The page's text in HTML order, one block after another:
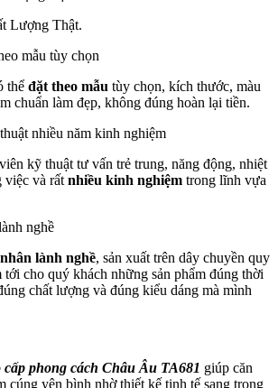
Lượng Thật.
thể đặt theo mẫu tùy chọn, kích thước, màu
chuẩn làm đẹp, không đúng hoàn lại tiền.
kỹ thuật tư vấn trẻ trung, năng động, nhiệt
việc và rất nhiều kinh nghiệm trong lĩnh vựa
lành nghề, sản xuất trên dây chuyền quy
tới cho quý khách những sản phẩm đúng thời
chất lượng và đúng kiểu dáng mà mình
phong cách Châu Âu TA681 giúp căn
cúng yên bình nhờ thiết kế tinh tế sang trọng